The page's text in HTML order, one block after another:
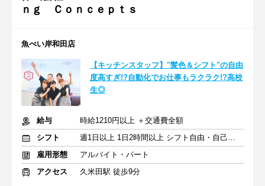
ｎｇ Ｃｏｎｃｅｐｔｓ
魚べい岸和田店
【キッチンスタッフ】"髪色＆シフト"の自由
度高すぎ!?自動化でお仕事もラクラク!?高校
生◎
給与
時給1210円以上 ＋交通費全額
シフト
週1日以上 1日2時間以上 シフト自由・自己申告
雇用形態
アルバイト・パート
アクセス
久米田駅 徒歩9分